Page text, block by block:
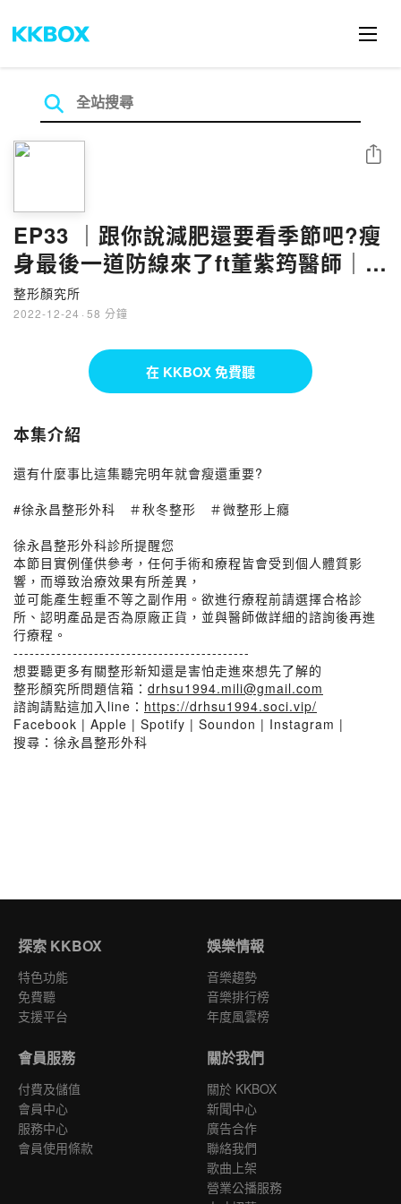
EP33 ｜跟你說減肥還要看季節吧?瘦
身最後一道防線來了ft董紫筠醫師｜整
形顏究所
整形顏究所
2022-12-24 · 58 分鐘
分享
在 KKBOX 免費聽
本集介紹
還有什麼事比這集聽完明年就會瘦還重要?
#徐永昌整形外科 ＃秋冬整形 ＃微整形上癮
徐永昌整形外科診所提醒您
本節目實例僅供參考，任何手術和療程皆會受到個人體質影
響，而導致治療效果有所差異，
並可能產生輕重不等之副作用。欲進行療程前請選擇合格診
所、認明產品是否為原廠正貨，並與醫師做詳細的諮詢後再進
行療程。
--------------------------------------------
想要聽更多有關整形新知還是害怕走進來想先了解的
整形顏究所問題信箱： drhsu1994.mili@gmail.com
諮詢請點這加入line： https://drhsu1994.soci.vip/
Facebook | Apple | Spotify | Soundon | Instagram |
搜尋：徐永昌整形外科
探索 KKBOX
特色功能
免費聽
支援平台
娛樂情報
音樂趨勢
音樂排行榜
年度風雲榜
會員服務
付費及儲值
會員中心
服務中心
會員使用條款
關於我們
關於 KKBOX
新聞中心
廣告合作
聯絡我們
歌曲上架
營業公播服務